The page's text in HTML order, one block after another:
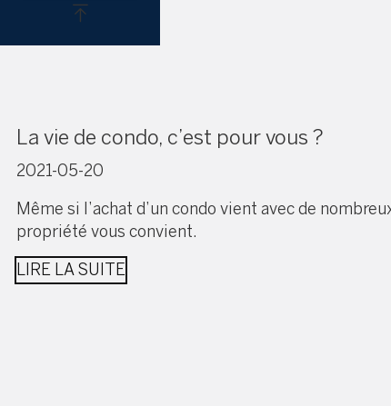
La vie de condo, c’est pour vous ?
2021-05-20
Même si l’achat d’un condo vient avec de
propriété vous convient.
LIRE LA SUITE